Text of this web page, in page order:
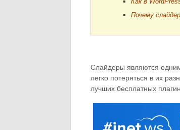
Почему
Слайдеры являются
легко потеряться в их
лучших бесплатных